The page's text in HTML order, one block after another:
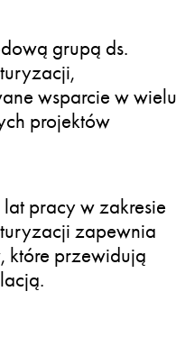
grupą ds.
wsparcie w wielu
projektów
pracy w zakresie
zapewnia
które przewidują